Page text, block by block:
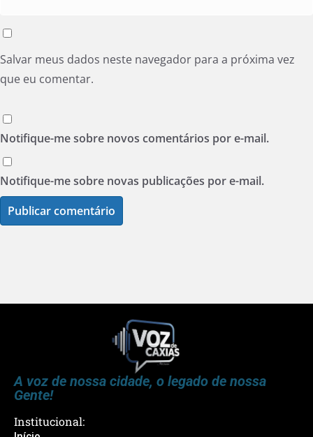
Salvar meus dados neste navegador para a próxima vez
que eu comentar.
Notifique-me sobre novos comentários por e-mail.
Notifique-me sobre novas publicações por e-mail.
A voz de nossa cidade, o legado de nossa
Gente!
Institucional: